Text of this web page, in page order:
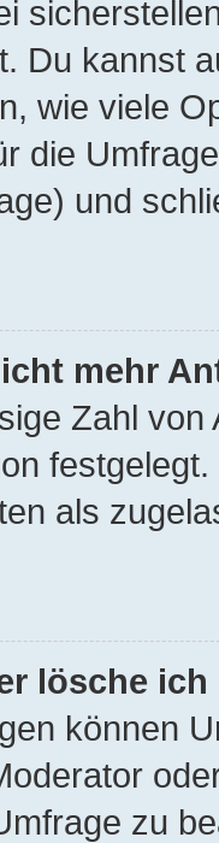
Du kannst
wie viele
die
und
mehr
Zahl
als
lösche
können
zu